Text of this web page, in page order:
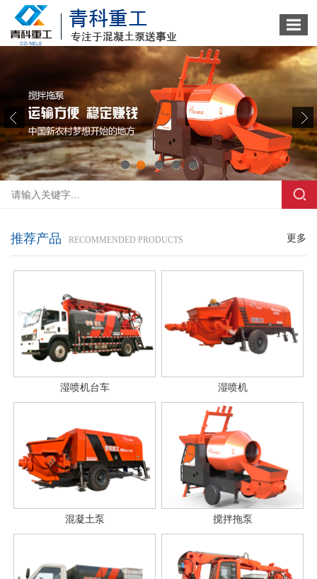
1 2 3
更多
推荐产品 RECOMMENDED PRODUCTS
湿喷机台车 湿喷机
混凝土泵 搅拌拖泵